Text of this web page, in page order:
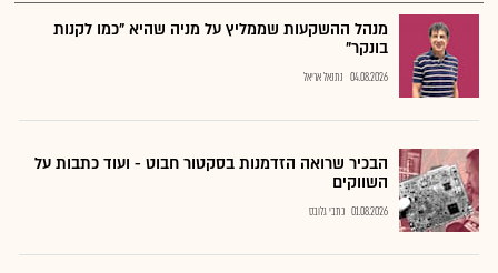
מנהל ההשקעות שממליץ על מניה שהיא "כמו לקנות
בונקר"
04.08.2026 נתנאל אריאל
הבכיר שרואה הזדמנות בסקטור חבוט - ועוד כתבות על
השווקים
01.08.2026 כתבי גלובס